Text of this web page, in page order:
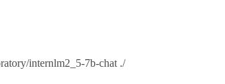
internlm2_5-7b-chat ./